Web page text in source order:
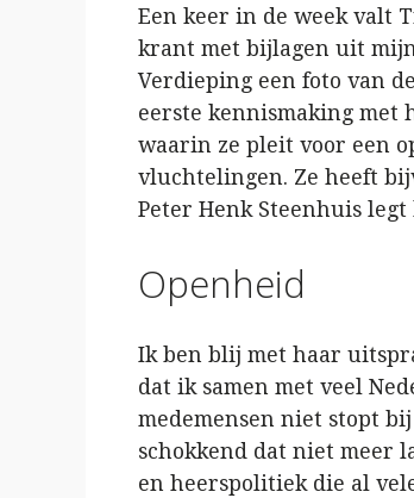
Een keer in de week valt
krant met bijlagen uit mijn
Verdieping een foto van
eerste kennismaking met
waarin ze pleit voor een
vluchtelingen. Ze heeft
Peter Henk Steenhuis
Openheid
Ik ben blij met haar
dat ik samen met veel
medemensen niet stopt
schokkend dat niet meer
en heerspolitiek die al